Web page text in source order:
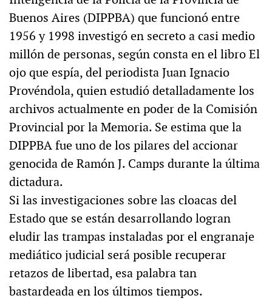
Buenos Aires (DIPPBA) que funcionó entre
1956 y 1998 investigó en secreto a casi medio
millón de personas, según consta en el libro El
ojo que espía, del periodista Juan Ignacio
Provéndola, quien estudió detalladamente los
archivos actualmente en poder de la Comisión
Provincial por la Memoria. Se estima que la
DIPPBA fue uno de los pilares del accionar
genocida de Ramón J. Camps durante la última
dictadura.
Si las investigaciones sobre las cloacas del
Estado que se están desarrollando logran
eludir las trampas instaladas por el engranaje
mediático judicial será posible recuperar
retazos de libertad, esa palabra tan
bastardeada en los últimos tiempos.